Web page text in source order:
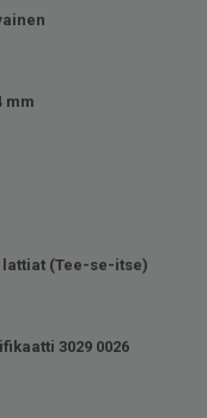
mm
(Tee-se-itse)
3029 0026